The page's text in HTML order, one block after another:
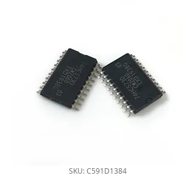
SKU: C591D1384